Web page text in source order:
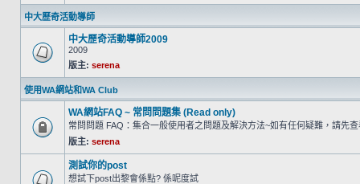
中大歷奇活動導師
中大歷奇活動導師2009
2009
版主: serena
使用WA網站和WA Club
WA網站FAQ ~ 常問問題集 (Read only)
常問問題 FAQ：集合一般使用者之問題及解決方法~如有任何疑難，請先
版主: serena
測試你的post
想試下post出黎會係點? 係呢度試